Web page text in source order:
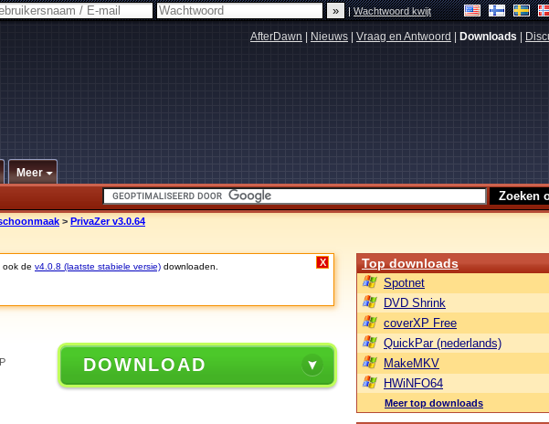
|Wachtwoord kwijt
AfterDawn Nieuws Vraag en Antwoord Downloads
Meer
> PrivaZer v3.0.64
ook de v4.0.8 (laatste stabiele versie) downloaden. X
DOWNLOAD
Top downloads
Spotnet
DVD Shrink
coverXP Free
QuickPar (nederlands)
MakeMKV
HWiNFO64
Meer top downloads